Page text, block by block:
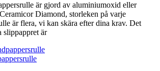
är gjord av aluminiumoxid eller
Diamond, storleken på varje
är flera, vi kan skära efter dina krav. Det
slippappret är